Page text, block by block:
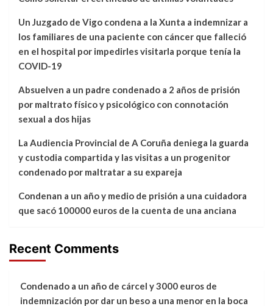
Un Juzgado de Vigo condena a la Xunta a indemnizar a
los familiares de una paciente con cáncer que falleció
en el hospital por impedirles visitarla porque tenía la
COVID-19
Absuelven a un padre condenado a 2 años de prisión
por maltrato físico y psicológico con connotación
sexual a dos hijas
La Audiencia Provincial de A Coruña deniega la guarda
y custodia compartida y las visitas a un progenitor
condenado por maltratar a su expareja
Condenan a un año y medio de prisión a una cuidadora
que sacó 100000 euros de la cuenta de una anciana
Recent Comments
Condenado a un año de cárcel y 3000 euros de
indemnización por dar un beso a una menor en la boca